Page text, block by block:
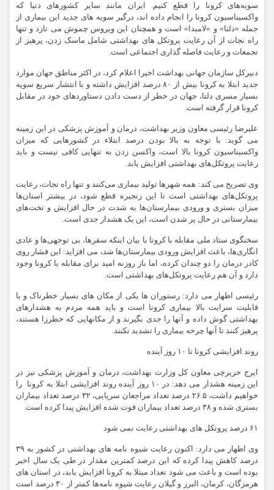
سویه‌های کرونا را قطع کنیم. ایران مانند سایر کشورهای دنیا که
واکسیناسیون کرونا را انجام داده اند، درگیر سویه های جدید این بیماری از
جمله «دلتا» و «لامبدا» است و همچنان این ویروس چموش می تازد و تنها
راه نجات از آن رعایت پروتکل های بهداشتی شامل ماسک زدن، پرهیز از
تجمعات و رعایت فاصله گذاری اجتماعی است.
دبیرکل سازمان جهانی بهداشت اخیرا اعلام کرد، در اکثر مناطق جهان موارد
جدید ابتلا به کرونا بیش از ۸۰ درصد افزایش داشته و با انتشار سریع سویه
بسیار مسری دلتا، جهان در خطر از دست دادن دستاوردهای خود در مقابل
کرونا قرار گرفته است.
علیرضا رئیسی معاون وزیر بهداشت، درمان و آموزش پزشکی در این زمینه
می گوید: با توجه به بالا بودن درصد ابتلاء در کشورهایی که میزان
واکسیناسیون کرونا بالا است، واکسن زدن به تنهایی کافی نیست و باید
رعایت پروتکل‌های بهداشتی افزایش یابد.
وی تصریح می کند: همه شهرها تولید بیماری می‌کنند و تنها راه نجات، رعایت
پروتکل‌های بهداشتی است تا این زنجیره قطع شود، در بیشتر استان‌ها
میزان بستری و ورودی بیمارستان‌ها به شدت در حال افزایش و تخت‌های
بیمارستانی در حال پر شدن است، این یک هشدار جدی است.
سخنگوی ستاد ملی مقابله با کرونا با بیان اینکه سفرها، بی توجهی‌ها و عادی
انگاری‌ها، باعث افزایش ورودی بیمارستان‌ها شد، می افزاید: این فشار روی
کادر درمان را دو چندان کرده، اما باز روزنه امید برای مقابله با کرونا وجود
دارد و آن هم رعایت پروتکل‌های بهداشتی است.
رئیسی اظهار می دارد: رستوران ها یکی از مکان های بسیار خطرناک و با
قابلیت سرایت بالا بیماری کرونا است و باید همه مردم به هشدارهای
بهداشتی گوش داده و آنها را جدی بگیرند و از مکانهایی که خطرزا هستند،
پرهیز کنند تا آنها چرخه بیماری را تشدید نکنند.
روند افزایشی کرونا تا ۱۰ روز آینده
ایرج حریرچی معاون کل وزارت بهداشت، درمان و آموزش پزشکی نیز در
این زمینه هشدار می دهد: در ۱۰ روز آینده روند افزایشی ابتلا به کرونا را
خواهیم داشت، ۲۶.۵ درصد تعداد مراجعان سرپایی، ۳۲ درصد تعداد بیماران
بستری شده و ۳۸ درصد تعداد بیماران فوت شده افزایش پیدا کرده است.
۶۱ درصد پروتکل های بهداشتی رعایت نمی شود
وی اظهار می دارد: اکنون رعایت شیوه نامه های بهداشتی در کشور به ۳۹
درصد کاهش پیدا کرده که این درصد کمترین مقدار در طی یک سال اخیر
بوده است و باعث می شود تعداد مبتلا به کرونا افزایش یابد، در استان های
هرمزگان، کرمان، البرز و گیلان رعایت شیوه نامه‌ها کمتر از ۳۰ درصد است